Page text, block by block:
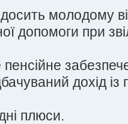
молодому
допомоги при
дохід
плюси.